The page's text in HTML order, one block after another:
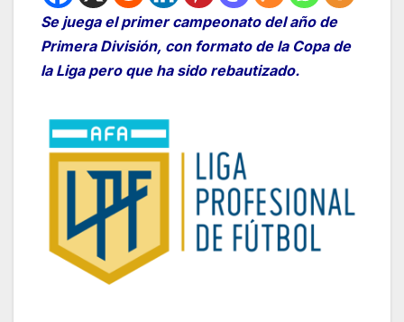
Se juega el primer campeonato del año de
Primera División, con formato de la Copa de
la Liga pero que ha sido rebautizado.